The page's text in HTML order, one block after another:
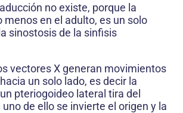
no existe, porque la
menos en el adulto, es un solo
sinostosis de la sinfisis
vectores X generan movimientos
un solo lado, es decir la
pteriogoideo lateral tira del
de ello se invierte el origen y la